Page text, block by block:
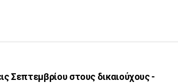
Σεπτεμβρίου στους δικαιούχους -